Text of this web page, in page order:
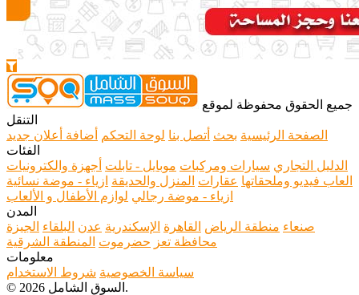
جميع الحقوق محفوظة لموقع
التنقل
الصفحة الرئيسية بحث أتصل بنا لوحة التحكم
أضافة أعلان جديد
الفئات
الدليل التجاري سيارات ومركبات موبايل - تابلت أجهزة والكترونيات
العاب فيديو وملحقاتها عقارات المنزل والحديقة ازياء - موضة نسائية
ازياء - موضة رجالي لوازم الأطفال و الألعاب
المدن
صنعاء منطقة الرياض القاهرة الإسكندرية عدن البلقاء الجيزة
محافظة تعز حضرموت المنطقة الشرقية
معلومات
سياسة الخصوصية شروط الاستخدام
© 2026 السوق الشامل.